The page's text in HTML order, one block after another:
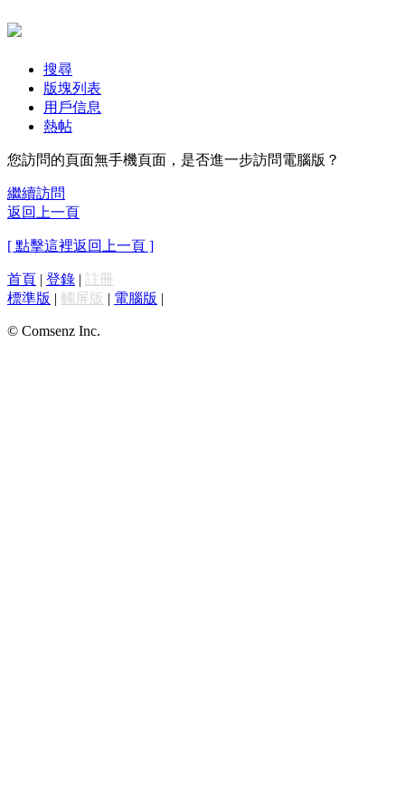
搜尋
版塊列表
用戶信息
熱帖
您訪問的頁面無手機頁面，是否進一步訪問電腦版？
繼續訪問
返回上一頁
[ 點擊這裡返回上一頁 ]
首頁 | 登錄 | 註冊
標準版 | 觸屏版 | 電腦版 |
© Comsenz Inc.